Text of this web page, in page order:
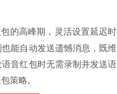
的高峰期，灵活设置延迟时
能自动发送遗憾消息，既维
音红包时无需录制并发送语
策略。